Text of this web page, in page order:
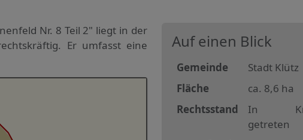
Nr. 8 Teil 2" liegt in der
Er umfasst eine
Auf einen Blick
Gemeinde
Stadt Klütz
Fläche
ca. 8,6 ha
Rechtsstand
In
getreten